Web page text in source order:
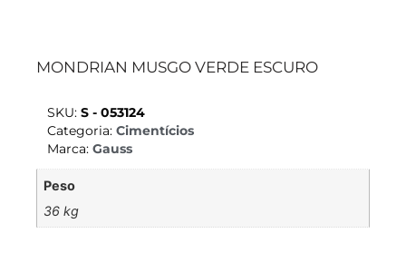
MONDRIAN MUSGO VERDE ESCURO
SKU: S - 053124
Categoria: Cimentícios
Marca: Gauss
Peso
36 kg